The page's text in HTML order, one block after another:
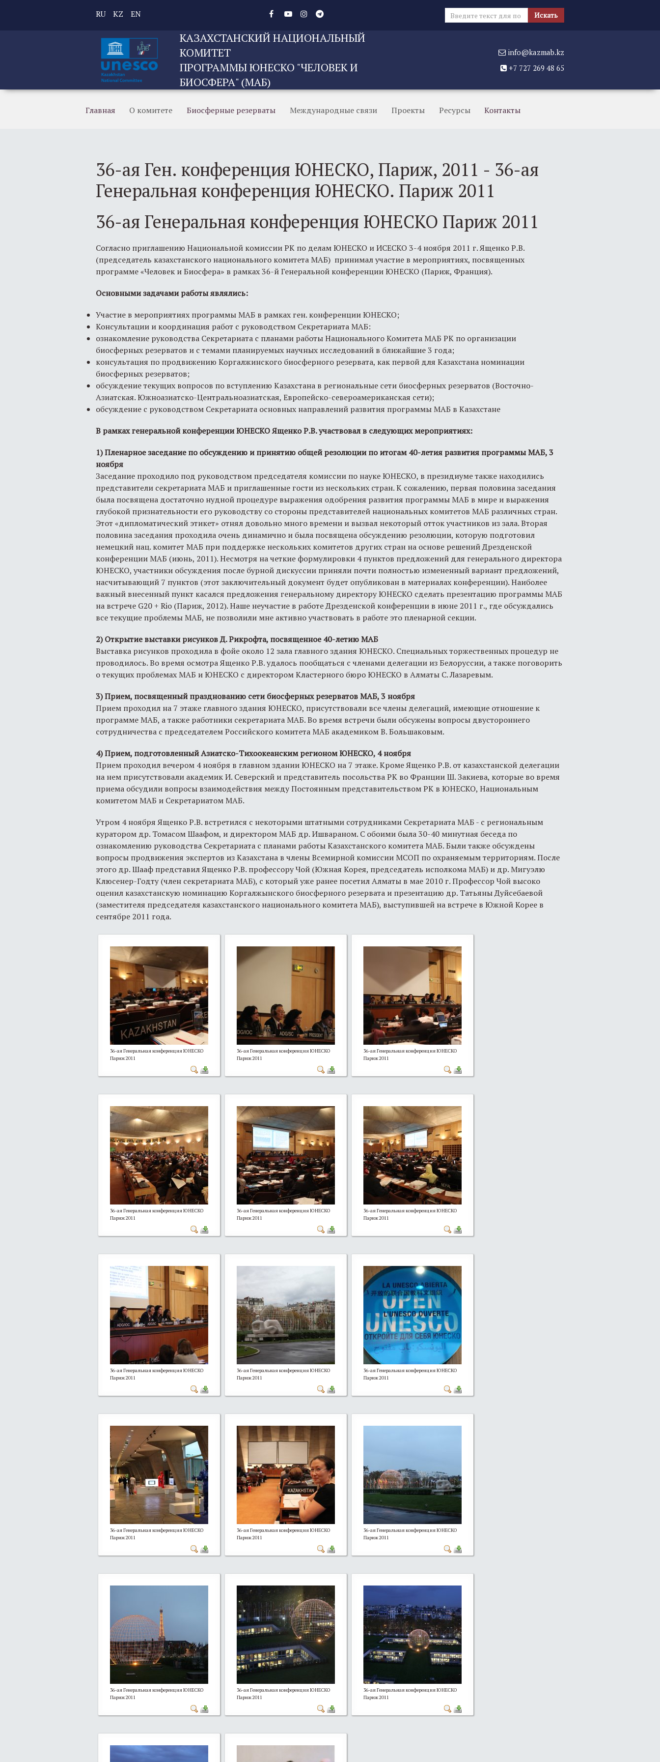
RU KZ EN Искать
КАЗАХСТАНСКИЙ НАЦИОНАЛЬНЫЙ
КОМИТЕТ
ПРОГРАММЫ ЮНЕСКО "ЧЕЛОВЕК И
БИОСФЕРА" (МАБ)
info@kazmab.kz
+7 727 269 48 65
Главная О комитете Биосферные резерваты Международные связи Проекты Ресурсы Контакты
36-ая Ген. конференция ЮНЕСКО, Париж, 2011 - 36-ая
Генеральная конференция ЮНЕСКО. Париж 2011
36-ая Генеральная конференция ЮНЕСКО Париж 2011
Согласно приглашению Национальной комиссии РК по делам ЮНЕСКО и ИСЕСКО 3-4 ноября 2011 г. Ященко Р.В.
(председатель казахстанского национального комитета МАБ) принимал участие в мероприятиях, посвященных
программе «Человек и Биосфера» в рамках 36-й Генеральной конференции ЮНЕСКО (Париж, Франция).
Основными задачами работы являлись:
Участие в мероприятиях программы МАБ в рамках ген. конференции ЮНЕСКО;
Консультации и координация работ с руководством Секретариата МАБ:
ознакомление руководства Секретариата c планами работы Национального Комитета МАБ РК по организации
биосферных резерватов и с темами планируемых научных исследований в ближайшие 3 года;
консультация по продвижению Коргалжинского биосферного резервата, как первой для Казахстана номинации
биосферных резерватов;
обсуждение текущих вопросов по вступлению Казахстана в региональные сети биосферных резерватов (Восточно-
Азиатская. Южноазиатско-Центральноазиатская, Европейско-североамериканская сети);
обсуждение с руководством Секретариата основных направлений развития программы МАБ в Казахстане
В рамках генеральной конференции ЮНЕСКО Ященко Р.В. участвовал в следующих мероприятиях:
1) Пленарное заседание по обсуждению и принятию общей резолюции по итогам 40-летия развития программы МАБ, 3
ноября
Заседание проходило под руководством председателя комиссии по науке ЮНЕСКО, в президиуме также находились
представители секретариата МАБ и приглашенные гости из нескольких стран. К сожалению, первая половина заседания
была посвящена достаточно нудной процедуре выражения одобрения развития программы МАБ в мире и выражения
глубокой признательности его руководству со стороны представителей национальных комитетов МАБ различных стран.
Этот «дипломатический этикет» отнял довольно много времени и вызвал некоторый отток участников из зала. Вторая
половина заседания проходила очень динамично и была посвящена обсуждению резолюции, которую подготовил
немецкий нац. комитет МАБ при поддержке нескольких комитетов других стран на основе решений Дрезденской
конференции МАБ (июнь, 2011). Несмотря на четкие формулировки 4 пунктов предложений для генерального директора
ЮНЕСКО, участники обсуждения после бурной дискуссии приняли почти полностью измененный вариант предложений,
насчитывающий 7 пунктов (этот заключительный документ будет опубликован в материалах конференции). Наиболее
важный внесенный пункт касался предложения генеральному директору ЮНЕСКО сделать презентацию программы МАБ
на встрече G20 + Rio (Париж, 2012). Наше неучастие в работе Дрезденской конференции в июне 2011 г., где обсуждались
все текущие проблемы МАБ, не позволили мне активно участвовать в работе это пленарной секции.
2) Открытие выставки рисунков Д. Рикрофта, посвященное 40-летию МАБ
Выставка рисунков проходила в фойе около 12 зала главного здания ЮНЕСКО. Специальных торжественных процедур не
проводилось. Во время осмотра Ященко Р.В. удалось пообщаться с членами делегации из Белоруссии, а также поговорить
о текущих проблемах МАБ и ЮНЕСКО с директором Кластерного бюро ЮНЕСКО в Алматы С. Лазаревым.
3) Прием, посвященный празднованию сети биосферных резерватов МАБ, 3 ноября
Прием проходил на 7 этаже главного здания ЮНЕСКО, присутствовали все члены делегаций, имеющие отношение к
программе МАБ, а также работники секретариата МАБ. Во время встречи были обсужены вопросы двустороннего
сотрудничества с председателем Российского комитета МАБ академиком В. Большаковым.
4) Прием, подготовленный Азиатско-Тихоокеанским регионом ЮНЕСКО, 4 ноября
Прием проходил вечером 4 ноября в главном здании ЮНЕСКО на 7 этаже. Кроме Ященко Р.В. от казахстанской делегации
на нем присутствовали академик И. Северский и представитель посольства РК во Франции Ш. Закиева, которые во время
приема обсудили вопросы взаимодействия между Постоянным представительством РК в ЮНЕСКО, Национальным
комитетом МАБ и Секретариатом МАБ.
Утром 4 ноября Ященко Р.В. встретился с некоторыми штатными сотрудниками Секретариата МАБ - с региональным
куратором др. Томасом Шаафом, и директором МАБ др. Ишвараном. С обоими была 30-40 минутная беседа по
ознакомлению руководства Секретариата с планами работы Казахстанского комитета МАБ. Были также обсуждены
вопросы продвижения экспертов из Казахстана в члены Всемирной комиссии МСОП по охраняемым территориям. После
этого др. Шааф представил Ященко Р.В. профессору Чой (Южная Корея, председатель исполкома МАБ) и др. Мигуэлю
Клюсенер-Годту (член секретариата МАБ), с который уже ранее посетил Алматы в мае 2010 г. Профессор Чой высоко
оценил казахстанскую номинацию Коргалжынского биосферного резервата и презентацию др. Татьяны Дуйсебаевой
(заместителя председателя казахстанского национального комитета МАБ), выступившей на встрече в Южной Корее в
сентябре 2011 года.
36-ая Генеральная конференция ЮНЕСКО
Париж 2011
36-ая Генеральная конференция ЮНЕСКО
Париж 2011
36-ая Генеральная конференция ЮНЕСКО
Париж 2011
36-ая Генеральная конференция ЮНЕСКО
Париж 2011
36-ая Генеральная конференция ЮНЕСКО
Париж 2011
36-ая Генеральная конференция ЮНЕСКО
Париж 2011
36-ая Генеральная конференция ЮНЕСКО
Париж 2011
36-ая Генеральная конференция ЮНЕСКО
Париж 2011
36-ая Генеральная конференция ЮНЕСКО
Париж 2011
36-ая Генеральная конференция ЮНЕСКО
Париж 2011
36-ая Генеральная конференция ЮНЕСКО
Париж 2011
36-ая Генеральная конференция ЮНЕСКО
Париж 2011
36-ая Генеральная конференция ЮНЕСКО
Париж 2011
36-ая Генеральная конференция ЮНЕСКО
Париж 2011
36-ая Генеральная конференция ЮНЕСКО
Париж 2011